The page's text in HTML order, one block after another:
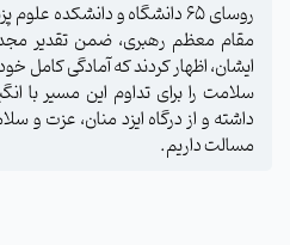
روسای 65 دانشگاه و دانشکده
مقام معظم رهبری، ضمن تقدیر
ایشان، اظهار کردند که آمادگی کامل
سلامت را برای تداوم این مسیر با
داشته و از درگاه ایزد منان، عزت و
مسالت داریم.